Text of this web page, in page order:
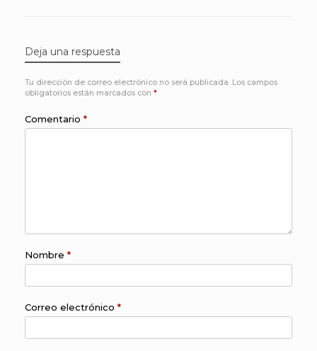
Deja una respuesta
Tu dirección de correo electrónico no será publicada. Los campos
obligatorios están marcados con *
Comentario *
Nombre *
Correo electrónico *